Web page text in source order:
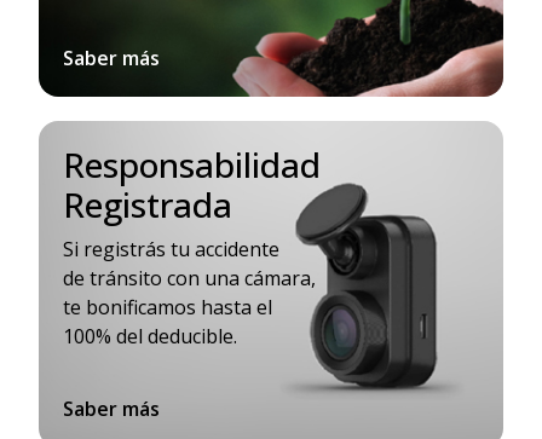
Saber más
Responsabilidad
Registrada
Si registrás tu accidente
de tránsito con una cámara,
te bonificamos hasta el
100% del deducible.
Saber más